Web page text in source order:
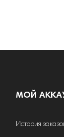
МОЙ
История